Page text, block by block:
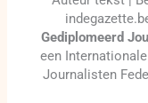
Gediplomeerd
een
Journalisten